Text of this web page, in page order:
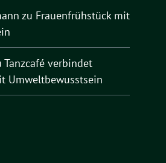
zu Frauenfrühstück mit
Tanzcafé verbindet
Umweltbewusstsein